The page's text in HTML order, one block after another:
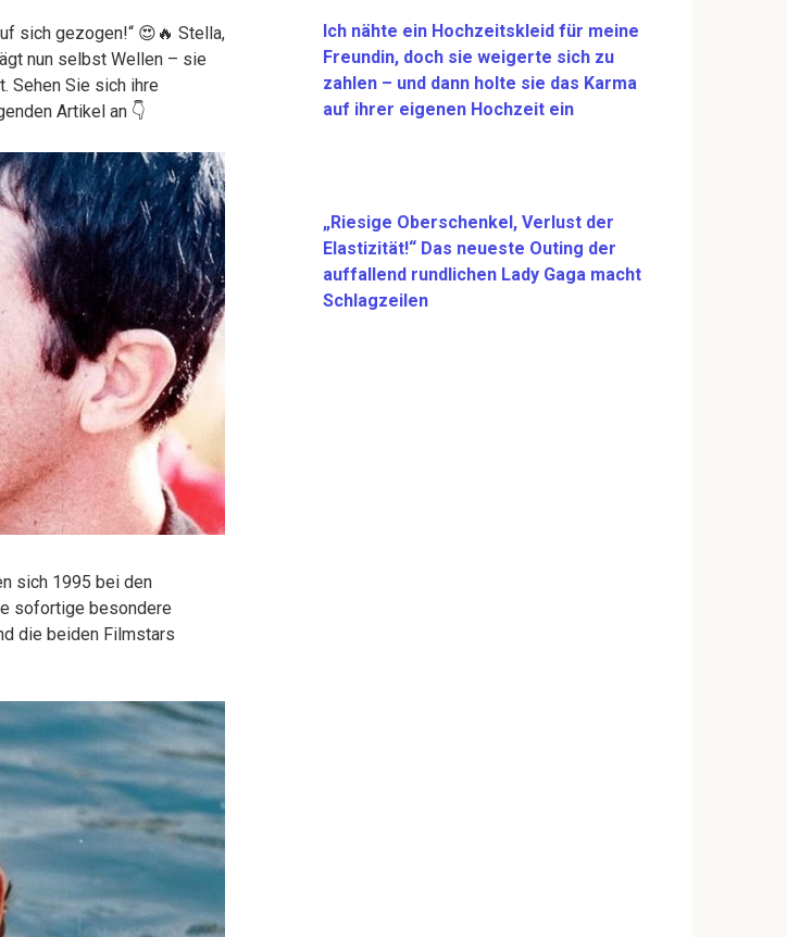
sich gezogen!“ 😍🔥 Stella,
nun selbst Wellen – sie
Sehen Sie sich ihre
Artikel an 👇
sich 1995 bei den
sofortige besondere
die beiden Filmstars
Ich nähte ein Hochzeitskleid für meine
Freundin, doch sie weigerte sich zu
zahlen – und dann holte sie das Karma
auf ihrer eigenen Hochzeit ein
„Riesige Oberschenkel, Verlust der
Elastizität!“ Das neueste Outing der
auffallend rundlichen Lady Gaga macht
Schlagzeilen